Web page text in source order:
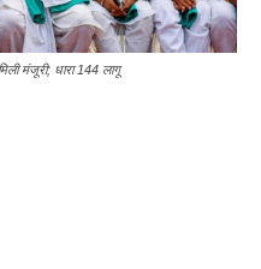
मंजूरी; धारा 144 लागू